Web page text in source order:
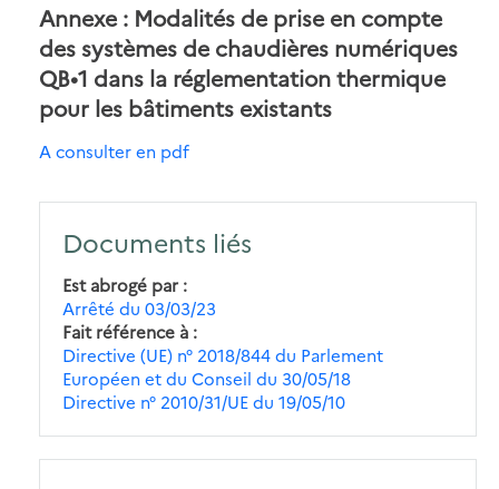
Annexe : Modalités de prise en compte
des systèmes de chaudières numériques
QB•1 dans la réglementation thermique
pour les bâtiments existants
A consulter en pdf
Documents liés
Est abrogé par
Arrêté du 03/03/23
Fait référence à
Directive (UE) n° 2018/844 du Parlement
Européen et du Conseil du 30/05/18
Directive n° 2010/31/UE du 19/05/10